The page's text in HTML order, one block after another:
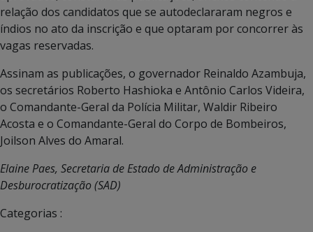
relação dos candidatos que se autodeclararam negros e
índios no ato da inscrição e que optaram por concorrer às
vagas reservadas.
Assinam as publicações, o governador Reinaldo Azambuja,
os secretários Roberto Hashioka e Antônio Carlos Videira,
o Comandante-Geral da Polícia Militar, Waldir Ribeiro
Acosta e o Comandante-Geral do Corpo de Bombeiros,
Joilson Alves do Amaral.
Elaine Paes, Secretaria de Estado de Administração e
Desburocratização (SAD)
Categorias :